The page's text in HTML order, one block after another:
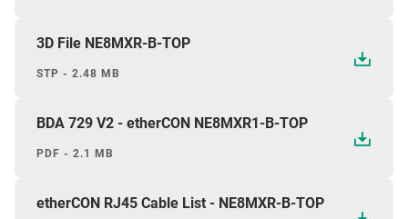
3D File NE8MXR-B-TOP
STP - 2.48 MB
BDA 729 V2 - etherCON NE8MXR1-B-TOP
PDF - 2.1 MB
etherCON RJ45 Cable List - NE8MXR-B-TOP